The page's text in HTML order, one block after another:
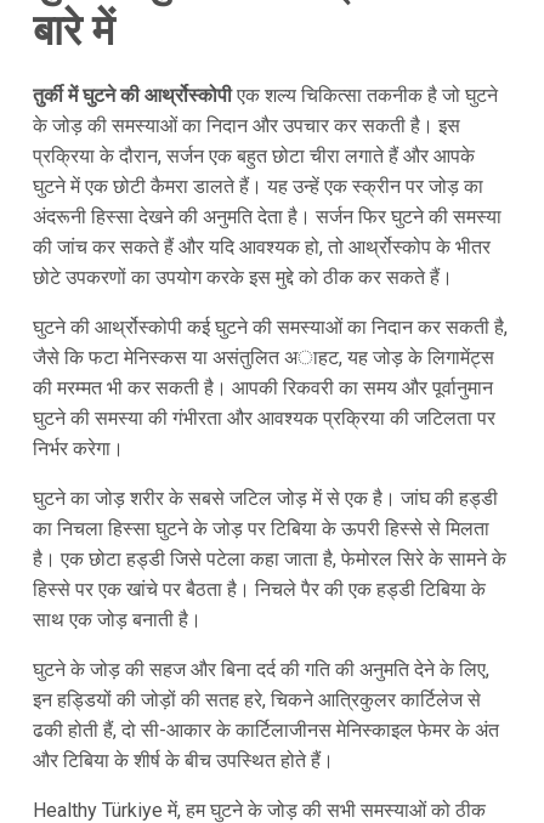
बारे में
तुर्की में घुटने की आर्थ्रोस्कोपीएक शल्य चिकित्सा तकनीक है जो घुटने
के जोड़ की समस्याओं का निदान और उपचार कर सकती है। इस
प्रक्रिया के दौरान, सर्जन एक बहुत छोटा चीरा लगाते हैं और आपके
घुटने में एक छोटी कैमरा डालते हैं। यह उन्हें एक स्क्रीन पर जोड़ का
अंदरूनी हिस्सा देखने की अनुमति देता है। सर्जन फिर घुटने की समस्या
की जांच कर सकते हैं और यदि आवश्यक हो, तो आर्थ्रोस्कोप के भीतर
छोटे उपकरणों का उपयोग करके इस मुद्दे को ठीक कर सकते हैं।
घुटने की आर्थ्रोस्कोपी कई घुटने की समस्याओं का निदान कर सकती है,
जैसे कि फटा मेनिस्कस या असंतुलित अाहट, यह जोड़ के लिगामेंट्स
की मरम्मत भी कर सकती है। आपकी रिकवरी का समय और पूर्वानुमान
घुटने की समस्या की गंभीरता और आवश्यक प्रक्रिया की जटिलता पर
निर्भर करेगा।
घुटने का जोड़ शरीर के सबसे जटिल जोड़ में से एक है। जांघ की हड्डी
का निचला हिस्सा घुटने के जोड़ पर टिबिया के ऊपरी हिस्से से मिलता
है। एक छोटा हड्डी जिसे पटेला कहा जाता है, फेमोरल सिरे के सामने के
हिस्से पर एक खांचे पर बैठता है। निचले पैर की एक हड्डी टिबिया के
साथ एक जोड़ बनाती है।
घुटने के जोड़ की सहज और बिना दर्द की गति की अनुमति देने के लिए,
इन हड्डियों की जोड़ों की सतह हरे, चिकने आत्रिकुलर कार्टिलेज से
ढकी होती हैं, दो सी-आकार के कार्टिलाजीनस मेनिस्काइल फेमर के अंत
और टिबिया के शीर्ष के बीच उपस्थित होते हैं।
Healthy Türkiye में, हम घुटने के जोड़ की सभी समस्याओं को ठीक